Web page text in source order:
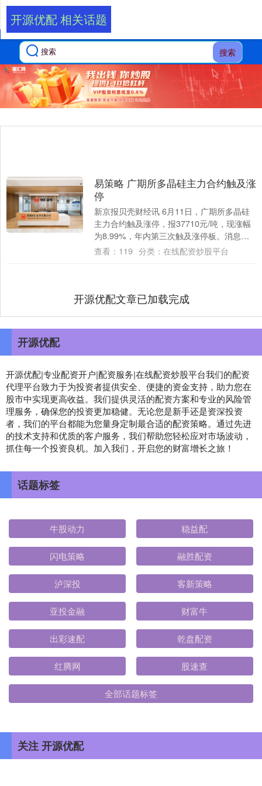
搜索
开源优配 相关话题
易策略 广期所多晶硅主力合约触及涨
停
新京报贝壳财经讯 6月11日，广期所多晶硅
主力合约触及涨停，报37710元/吨，现涨幅
为8.99%，年内第三次触及涨停板。消息面
上，光伏行业的“反内卷”正在迎来....
查看： 119 分类： 在线配资炒股平台
开源优配文章已加载完成
开源优配
开源优配|专业配资开户|配资服务|在线配资炒股平台我们的配资
代理平台致力于为投资者提供安全、便捷的资金支持，助力您在
股市中实现更高收益。我们提供灵活的配资方案和专业的风险管
理服务，确保您的投资更加稳健。无论您是新手还是资深投资
者，我们的平台都能为您量身定制最合适的配资策略。通过先进
的技术支持和优质的客户服务，我们帮助您轻松应对市场波动，
抓住每一个投资良机。加入我们，开启您的财富增长之旅！
话题标签
牛股动力 稳益配
闪电策略 融胜配资
泸深投 客新策略
亚投金融 财富牛
出彩速配 乾盘配资
红腾网 股速查
全部话题标签
关注 开源优配